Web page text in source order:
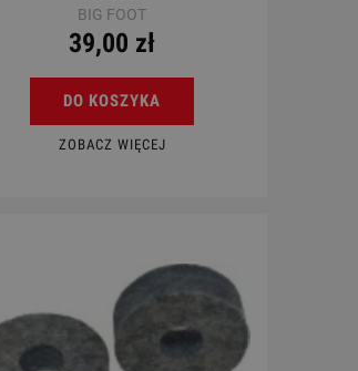
Ukulele - Chateau BAS01EX WH
130,00 zł
Cena regularna:189,00 zł
Najniższa cena:189,00 zł
BIG FOOT
39,00 zł
DO KOSZYKA
ZOBACZ WIĘCEJ